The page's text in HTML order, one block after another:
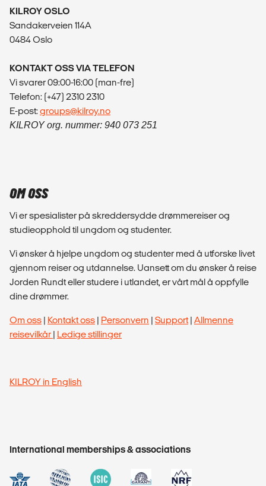
KILROY OSLO
Sandakerveien 114A
0484 Oslo
KONTAKT OSS VIA TELEFON
Vi svarer 09:00-16:00 (man-fre)
Telefon: (+47) 2310 2310
E-post:groups@kilroy.no
KILROY org. nummer: 940 073 251
OM OSS
Vi er spesialister på skreddersydde drømmereiser og
studieopphold til ungdom og studenter.
Vi ønsker å hjelpe ungdom og studenter med å utforske livet
gjennom reiser og utdannelse. Uansett om du ønsker å reise
Jorden Rundt eller studere i utlandet, er vårt mål å oppfylle
dine drømmer.
Om oss | Kontakt oss | Personvern | Support| Allmenne
reisevilkår | Ledige stillinger
KILROY in English
International memberships & associations